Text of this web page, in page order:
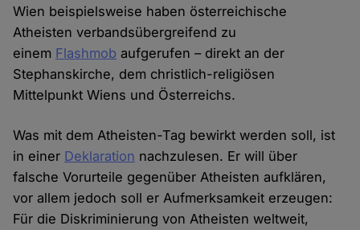
Wien beispielsweise haben österreichische
Atheisten verbandsübergreifend zu
einem Flashmob aufgerufen – direkt an der
Stephanskirche, dem christlich-religiösen
Mittelpunkt Wiens und Österreichs.
Was mit dem Atheisten-Tag bewirkt werden soll, ist
in einer Deklaration nachzulesen. Er will über
falsche Vorurteile gegenüber Atheisten aufklären,
vor allem jedoch soll er Aufmerksamkeit erzeugen:
Für die Diskriminierung von Atheisten weltweit,